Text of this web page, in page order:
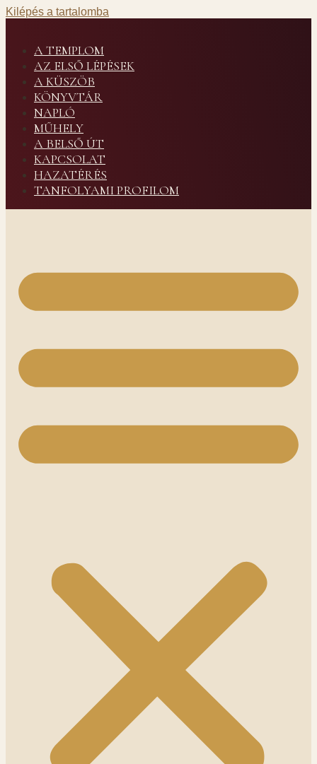
Kilépés a tartalomba
A TEMPLOM
AZ ELSŐ LÉPÉSEK
A KÜSZÖB
KÖNYVTÁR
NAPLÓ
MŰHELY
A BELSŐ ÚT
KAPCSOLAT
HAZATÉRÉS
TANFOLYAMI PROFILOM